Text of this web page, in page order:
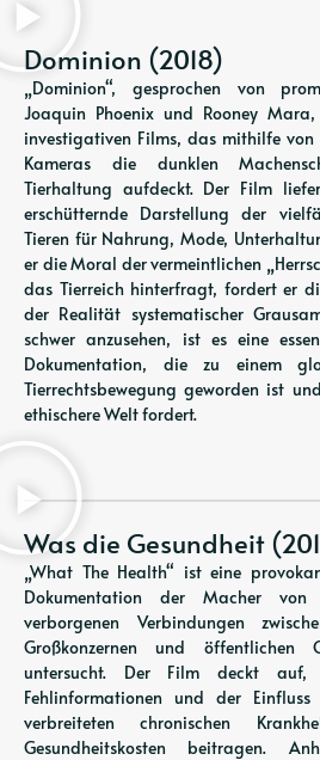
Dominion (2018)
„Dominion“, gesprochen von
Joaquin Phoenix und Rooney
investigativen Films, das mithilfe von
Kameras die dunklen
Tierhaltung aufdeckt. Der Film
erschütternde Darstellung der
Tieren für Nahrung, Mode,
er die Moral der vermeintlichen
das Tierreich hinterfragt, fordert er
der Realität systematischer
schwer anzusehen, ist es eine
Dokumentation, die zu einem
Tierrechtsbewegung geworden ist
ethischere Welt fordert.
Was die Gesundheit
„What The Health“ ist eine
Dokumentation der Macher von
verborgenen Verbindungen
Großkonzernen und öffentlichen
untersucht. Der Film deckt auf,
Fehlinformationen und der
verbreiteten chronischen
Gesundheitskosten beitragen.